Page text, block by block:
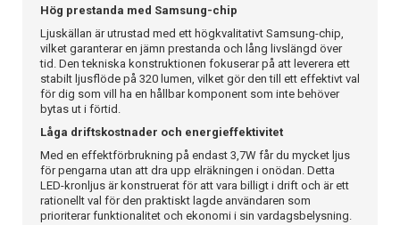
Hög prestanda med Samsung-chip
Ljuskällan är utrustad med ett högkvalitativt Samsung-chip,
vilket garanterar en jämn prestanda och lång livslängd över
tid. Den tekniska konstruktionen fokuserar på att leverera ett
stabilt ljusflöde på 320 lumen, vilket gör den till ett effektivt val
för dig som vill ha en hållbar komponent som inte behöver
bytas ut i förtid.
Låga driftskostnader och energieffektivitet
Med en effektförbrukning på endast 3,7W får du mycket ljus
för pengarna utan att dra upp elräkningen i onödan. Detta
LED-kronljus är konstruerat för att vara billigt i drift och är ett
rationellt val för den praktiskt lagde användaren som
prioriterar funktionalitet och ekonomi i sin vardagsbelysning.